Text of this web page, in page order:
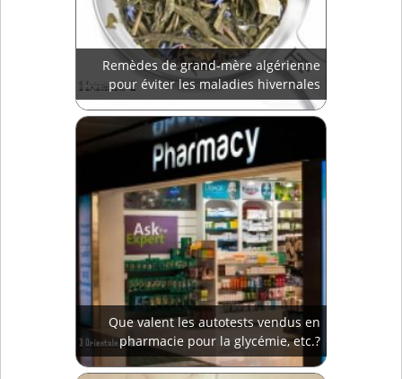
Remèdes de grand-mère algérienne
pour éviter les maladies hivernales
Que valent les autotests vendus en
pharmacie pour la glycémie, etc.?